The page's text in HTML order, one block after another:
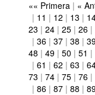
«« Primera | «
| 11 | 12 | 13 |
23 | 24 | 25 | 26 |
| 36 | 37 | 38 |
48 | 49 | 50 | 51 |
| 61 | 62 | 63 |
73 | 74 | 75 | 76 |
| 86 | 87 | 88 |